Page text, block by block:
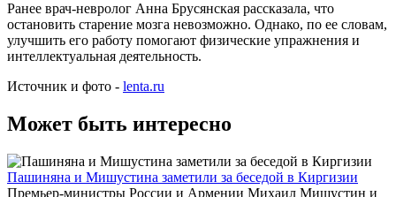
Ранее врач-невролог Анна Брусянская рассказала, что
остановить старение мозга невозможно. Однако, по ее словам,
улучшить его работу помогают физические упражнения и
интеллектуальная деятельность.
Источник и фото - lenta.ru
Может быть интересно
Пашиняна и Мишустина заметили за беседой в Киргизии
Премьер-министры России и Армении Михаил Мишустин и